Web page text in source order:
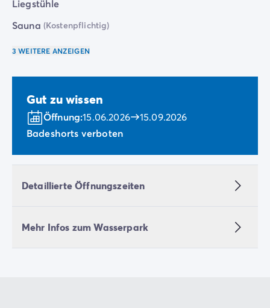
Liegstühle
Sauna (Kostenpflichtig)
3 WEITERE ANZEIGEN
Gut zu wissen
Öffnung:15.06.2026
15.09.2026
Badeshorts verboten
Detaillierte Öffnungszeiten
Mehr Infos zum Wasserpark